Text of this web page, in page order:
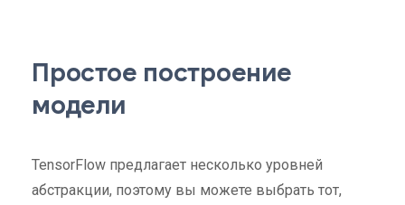
Простое построение
модели
TensorFlow предлагает несколько уровней
абстракции, поэтому вы можете выбрать тот,